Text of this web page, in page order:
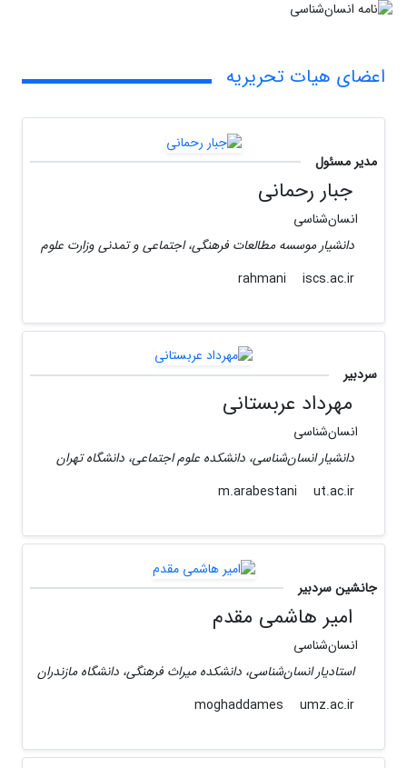
اعضای هیات تحریریه
مدیر مسئول
جبار رحمانی
انسان‌شناسی
دانشیار موسسه مطالعات فرهنگی، اجتماعی و تمدنی وزارت علوم
rahmani
iscs.ac.ir
سردبیر
مهرداد عربستانی
انسا‌ن‌شناسی
دانشیار انسان‌شناسی، دانشکده علوم اجتماعی، دانشگاه تهران
m.arabestani
ut.ac.ir
جانشین سردبیر
امیر هاشمی مقدم
انسان‌شناسی
استادیار انسان‌شناسی، دانشکده میراث فرهنگی، دانشگاه مازندران
moghaddames
umz.ac.ir